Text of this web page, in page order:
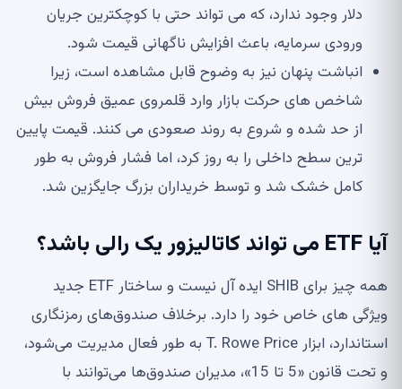
دلار وجود ندارد، که می تواند حتی با کوچکترین جریان
ورودی سرمایه، باعث افزایش ناگهانی قیمت شود.
انباشت پنهان نیز به وضوح قابل مشاهده است، زیرا
شاخص های حرکت بازار وارد قلمروی عمیق فروش بیش
از حد شده و شروع به روند صعودی می کنند. قیمت پایین
ترین سطح داخلی را به روز کرد، اما فشار فروش به طور
کامل خشک شد و توسط خریداران بزرگ جایگزین شد.
آیا ETF می تواند کاتالیزور یک رالی باشد؟
همه چیز برای SHIB ایده آل نیست و ساختار ETF جدید
ویژگی های خاص خود را دارد. برخلاف صندوق‌های رمزنگاری
استاندارد، ابزار T. Rowe Price به طور فعال مدیریت می‌شود،
و تحت قانون «5 تا 15»، مدیران صندوق‌ها می‌توانند با